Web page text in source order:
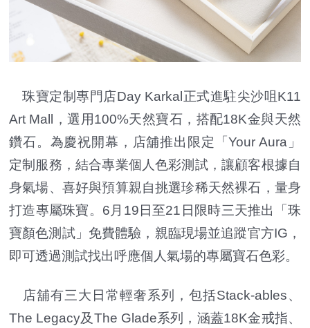
珠寶定制專門店Day Karkal正式進駐尖沙咀K11
Art Mall，選用100%天然寶石，搭配18K金與天然
鑽石。為慶祝開幕，店舖推出限定「Your Aura」
定制服務，結合專業個人色彩測試，讓顧客根據自
身氣場、喜好與預算親自挑選珍稀天然裸石，量身
打造專屬珠寶。6月19日至21日限時三天推出「珠
寶顏色測試」免費體驗，親臨現場並追蹤官方IG，
即可透過測試找出呼應個人氣場的專屬寶石色彩。
店舖有三大日常輕奢系列，包括Stack-ables、
The Legacy及The Glade系列，涵蓋18K金戒指、